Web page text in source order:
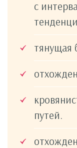
с
тянущая
путей.